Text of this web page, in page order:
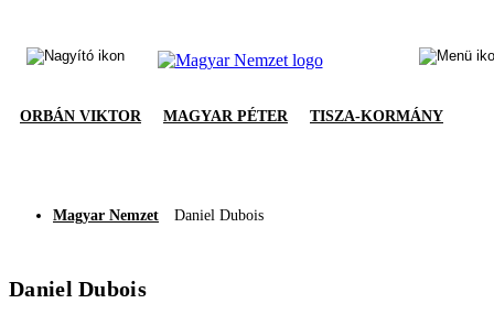
ORBÁN VIKTOR MAGYAR PÉTER TISZA-KORMÁNY
Magyar Nemzet Daniel Dubois
Daniel Dubois